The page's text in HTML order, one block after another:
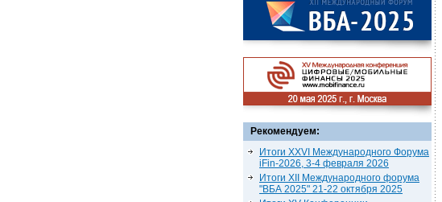
Рекомендуем:
Итоги XXVI Международного Форума
iFin-2026, 3-4 февраля 2026
Итоги XII Международного форума
"ВБА 2025" 21-22 октября 2025